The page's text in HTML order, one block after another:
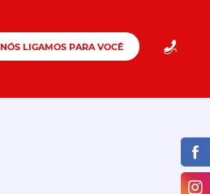
NÓS LIGAMOS PARA VOCÊ